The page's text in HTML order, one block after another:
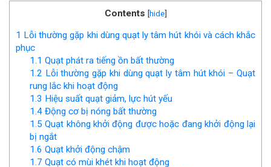
Contents [hide]
1 Lỗi thường gặp khi dùng quạt ly tâm hút khói và cách khắc
phục
1.1 Quạt phát ra tiếng ồn bất thường
1.2 Lỗi thường gặp khi dùng quạt ly tâm hút khói – Quạt
rung lắc khi hoạt động
1.3 Hiệu suất quạt giảm, lực hút yếu
1.4Động cơ bị nóng bất thường
1.5 Quạt không khởi động được hoặc đang khởi động lại
bị ngắt
1.6 Quạt khởi động chậm
1.7 Quạt có mùi khét khi hoạt động